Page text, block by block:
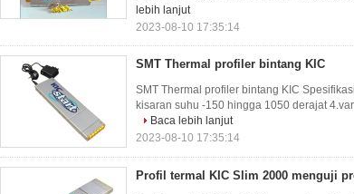
lebih lanjut
2023-08-10 17:35:14
SMT Thermal profiler bintang KIC
SMT Thermal profiler bintang KIC
kisaran suhu -150 hingga 1050 derajat
Baca lebih lanjut
2023-08-10 17:35:14
Profil termal KIC Slim 2000 menguji